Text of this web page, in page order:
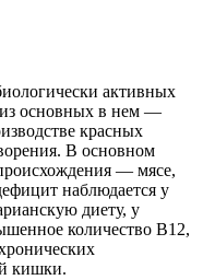
активных
основных в нем —
красных
В основном
— мясе,
наблюдается у
диету, у
количество B12,
кишки.